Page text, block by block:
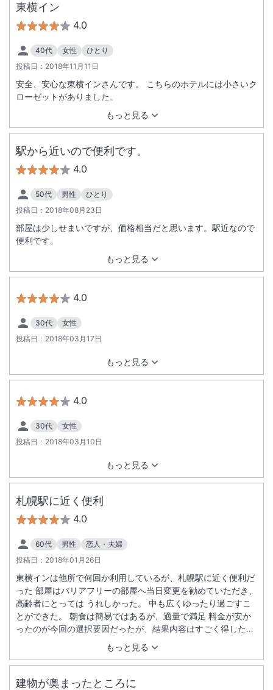
東横イン
4.0
40代 女性
ひとり
投稿日： 2018年11月11日
もっと見る
安全、安心な東横インさんです。 こちらのホテルには小さいク
ローゼットがありました。
駅から近いので便利です。
4.0
50代 男性
ひとり
投稿日： 2018年08月23日
もっと見る
部屋は少しせまいですが、価格相当だと思います。駅近なので
便利です。
4.0
30代
女性
投稿日： 2018年03月17日
もっと見る
4.0
30代
女性
投稿日： 2018年03月10日
もっと見る
札幌駅に近く便利
4.0
60代 男性
恋人・夫婦
投稿日： 2018年01月26日
もっと見る
東横インは他所で何回か利用しているが、札幌駅に近く便利だ
った 部屋はバリアフリーの部屋へ当日変更を勧めていただき、
高齢者にとっては うれしかった。 中も広くゆったり過ごすこ
とができた。 朝食は簡易ではあるが、適量で満足 料金が安か
ったのが今回の選択要因だったが、結果内容はすごく得した気
建物が奥まったところに